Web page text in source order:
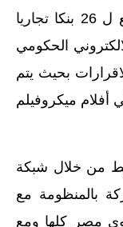
الحكومي
بحيث يتم
ميكروفيلم
من خلال شبكة
بالمنظومة مع
مصر كلها ومع